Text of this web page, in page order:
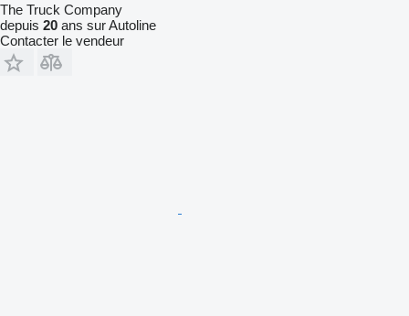
The Truck Company
depuis 20 ans sur Autoline
Contacter le vendeur